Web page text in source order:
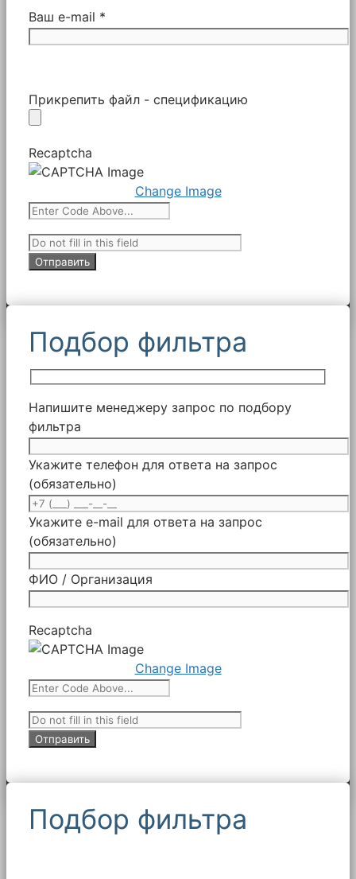
Ваш e-mail *
Прикрепить файл - спецификацию
Recaptcha
Change Image
Подбор фильтра
Напишите менеджеру запрос по подбору
фильтра
Укажите телефон для ответа на запрос
(обязательно)
Укажите e-mail для ответа на запрос
(обязательно)
ФИО / Организация
Recaptcha
Change Image
Подбор фильтра